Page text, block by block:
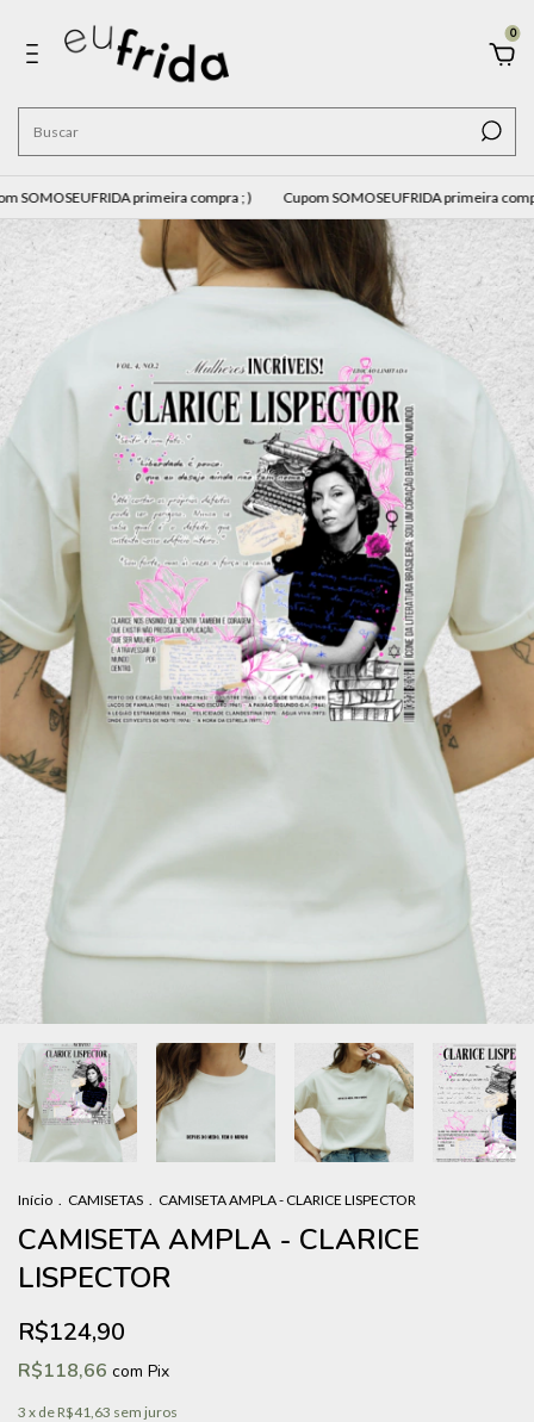
0
primeira compra ; ) Cupom SOMOSEUFRIDA primeira compra ;
Início CAMISETAS CAMISETA AMPLA - CLARICE LISPECTOR
CAMISETA AMPLA - CLARICE
LISPECTOR
R$124,90
R$118,66 com Pix
3 x de R$41,63 sem juros